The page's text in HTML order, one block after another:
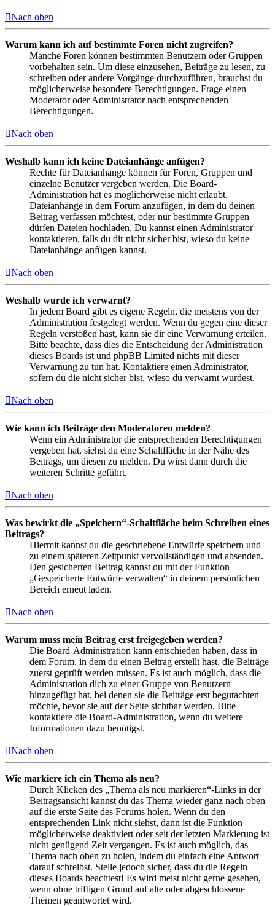
Nach oben
Warum kann ich auf bestimmte Foren nicht zugreifen?
Manche Foren können bestimmten Benutzern oder Gruppen
vorbehalten sein. Um diese einzusehen, Beiträge zu lesen, zu
schreiben oder andere Vorgänge durchzuführen, brauchst du
möglicherweise besondere Berechtigungen. Frage einen
Moderator oder Administrator nach entsprechenden
Berechtigungen.
Nach oben
Weshalb kann ich keine Dateianhänge anfügen?
Rechte für Dateianhänge können für Foren, Gruppen und
einzelne Benutzer vergeben werden. Die Board-
Administration hat es möglicherweise nicht erlaubt,
Dateianhänge in dem Forum anzufügen, in dem du deinen
Beitrag verfassen möchtest, oder nur bestimmte Gruppen
dürfen Dateien hochladen. Du kannst einen Administrator
kontaktieren, falls du dir nicht sicher bist, wieso du keine
Dateianhänge anfügen kannst.
Nach oben
Weshalb wurde ich verwarnt?
In jedem Board gibt es eigene Regeln, die meistens von der
Administration festgelegt werden. Wenn du gegen eine dieser
Regeln verstoßen hast, kann sie dir eine Verwarnung erteilen.
Bitte beachte, dass dies die Entscheidung der Administration
dieses Boards ist und phpBB Limited nichts mit dieser
Verwarnung zu tun hat. Kontaktiere einen Administrator,
sofern du die nicht sicher bist, wieso du verwarnt wurdest.
Nach oben
Wie kann ich Beiträge den Moderatoren melden?
Wenn ein Administrator die entsprechenden Berechtigungen
vergeben hat, siehst du eine Schaltfläche in der Nähe des
Beitrags, um diesen zu melden. Du wirst dann durch die
weiteren Schritte geführt.
Nach oben
Was bewirkt die „Speichern“-Schaltfläche beim Schreiben eines
Beitrags?
Hiermit kannst du die geschriebene Entwürfe speichern und
zu einem späteren Zeitpunkt vervollständigen und absenden.
Den gesicherten Beitrag kannst du mit der Funktion
„Gespeicherte Entwürfe verwalten“ in deinem persönlichen
Bereich erneut laden.
Nach oben
Warum muss mein Beitrag erst freigegeben werden?
Die Board-Administration kann entschieden haben, dass in
dem Forum, in dem du einen Beitrag erstellt hast, die Beiträge
zuerst geprüft werden müssen. Es ist auch möglich, dass die
Administration dich zu einer Gruppe von Benutzern
hinzugefügt hat, bei denen sie die Beiträge erst begutachten
möchte, bevor sie auf der Seite sichtbar werden. Bitte
kontaktiere die Board-Administration, wenn du weitere
Informationen dazu benötigst.
Nach oben
Wie markiere ich ein Thema als neu?
Durch Klicken des „Thema als neu markieren“-Links in der
Beitragsansicht kannst du das Thema wieder ganz nach oben
auf die erste Seite des Forums holen. Wenn du den
entsprechenden Link nicht siehst, dann ist die Funktion
möglicherweise deaktiviert oder seit der letzten Markierung ist
nicht genügend Zeit vergangen. Es ist auch möglich, das
Thema nach oben zu holen, indem du einfach eine Antwort
darauf schreibst. Stelle jedoch sicher, dass du die Regeln
dieses Boards beachtest! Es wird meist nicht gerne gesehen,
wenn ohne triftigen Grund auf alte oder abgeschlossene
Themen geantwortet wird.